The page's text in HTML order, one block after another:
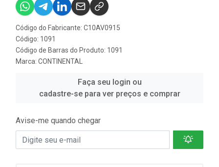
Código do Fabricante: C10AV0915
Código: 1091
Código de Barras do Produto: 1091
Marca: CONTINENTAL
Faça seu login ou
cadastre-se para ver preços e comprar
Avise-me quando chegar